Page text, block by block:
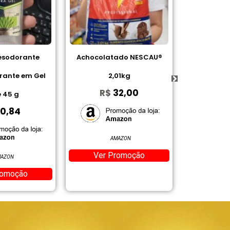
NESCAU®
32,00
AMAZON
Achocolatado ALPINO® 1Kg
– Nestlé Professional
R$21,90
Ver Promoção
AMAZON